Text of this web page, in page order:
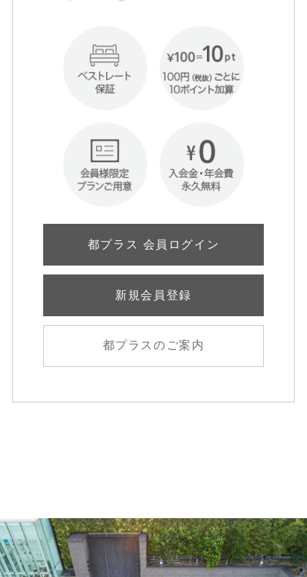
都プラス 会員ログイン
新規会員登録
都プラスのご案内